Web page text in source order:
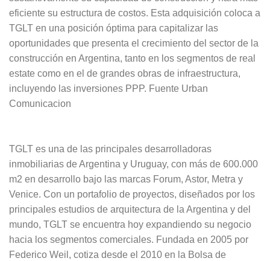
eficiente su estructura de costos. Esta adquisición coloca a
TGLT en una posición óptima para capitalizar las
oportunidades que presenta el crecimiento del sector de la
construcción en Argentina, tanto en los segmentos de real
estate como en el de grandes obras de infraestructura,
incluyendo las inversiones PPP. Fuente Urban
Comunicacion
TGLT es una de las principales desarrolladoras
inmobiliarias de Argentina y Uruguay, con más de 600.000
m2 en desarrollo bajo las marcas Forum, Astor, Metra y
Venice. Con un portafolio de proyectos, diseñados por los
principales estudios de arquitectura de la Argentina y del
mundo, TGLT se encuentra hoy expandiendo su negocio
hacia los segmentos comerciales. Fundada en 2005 por
Federico Weil, cotiza desde el 2010 en la Bolsa de